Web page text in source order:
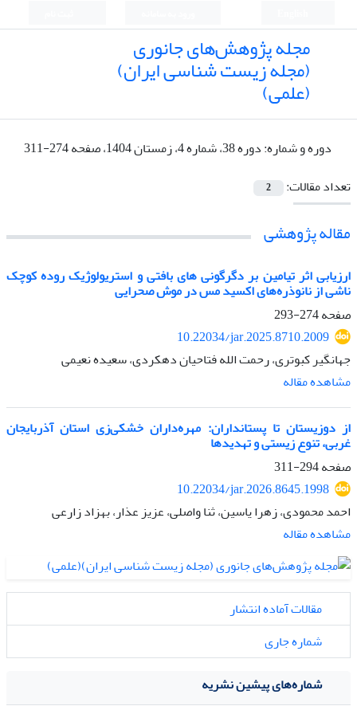
مجله پژوهش‌های جانوری
(مجله زیست شناسی ایران)
(علمی)
دوره و شماره:دوره 38، شماره 4، زمستان 1404، صفحه 274-311
تعداد مقالات:
2
مقاله پژوهشی
ارزیابی اثر تیامین بر دگرگونی های بافتی و استریولوژیک روده کوچک
ناشی از نانوذره‌های اکسید مس در موش صحرایی
صفحه274-293
10.22034/jar.2025.8710.2009
جهانگیر کبوتری، رحمت الله فتاحیان دهکردی، سعیده نعیمی
مشاهده مقاله
از دوزیستان تا پستانداران: مهره‌داران خشکی‌زی استان آذربایجان
غربی، تنوع زیستی و تهدیدها
صفحه294-311
10.22034/jar.2026.8645.1998
احمد محمودی، زهرا یاسین، ثنا واصلی، عزیز عذار، بهزاد زارعی
مشاهده مقاله
مقالات آماده انتشار
شماره جاری
شماره‌های پیشین نشریه